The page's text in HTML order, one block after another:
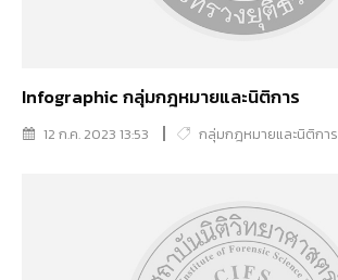
Infographic กลุ่มกฎหมายและนิติการ
12 ก.ค. 2023 13:53 กลุ่มกฎหมายและนิติการ